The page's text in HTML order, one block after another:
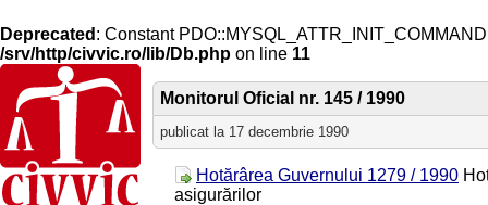
Deprecated : Constant
/srv/http/civvic.ro/lib/Db.php on line 11
Monitorul Oficial nr. 145 / 1990
publicat la 17 decembrie 1990
Hotărârea Guvernului 1279 / 1990
asigurărilor